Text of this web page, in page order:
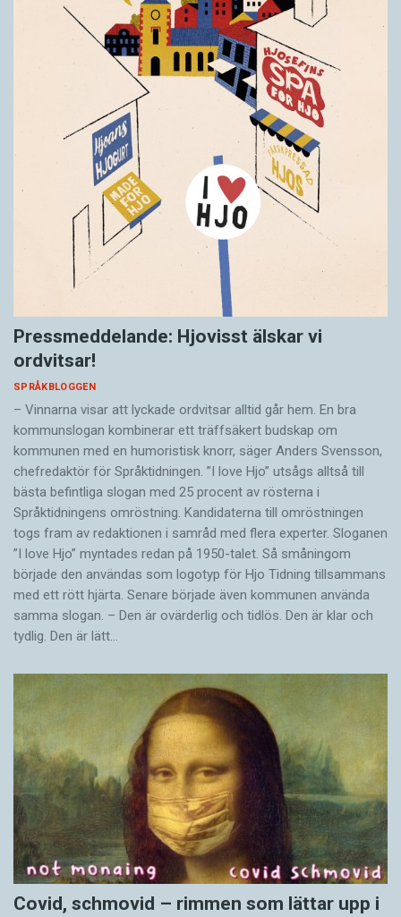
Pressmeddelande: Hjovisst älskar vi
ordvitsar!
SPRÅKBLOGGEN
– Vinnarna visar att lyckade ordvitsar alltid går hem. En bra
kommunslogan kombinerar ett träffsäkert budskap om
kommunen med en humoristisk knorr, säger Anders Svensson,
chefredaktör för Språktidningen. ”I love Hjo” utsågs alltså till
bästa befintliga slogan med 25 procent av rösterna i
Språktidningens omröstning. Kandidaterna till omröstningen
togs fram av redaktionen i samråd med flera experter. Sloganen
”I love Hjo” myntades redan på 1950-talet. Så småningom
började den användas som logotyp för Hjo Tidning tillsammans
med ett rött hjärta. Senare började även kommunen använda
samma slogan. – Den är ovärderlig och tidlös. Den är klar och
tydlig. Den är lätt…
Covid, schmovid – rimmen som lättar upp i